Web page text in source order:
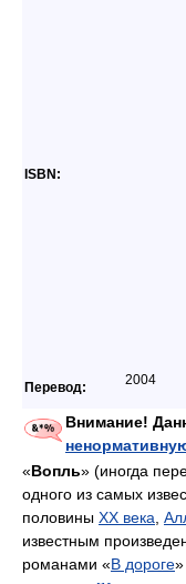
ISBN:
Перевод: 2004
Внимание!
«Вопль» (иногда
одного из самых
половины XX века
известным
романами «В дороге»